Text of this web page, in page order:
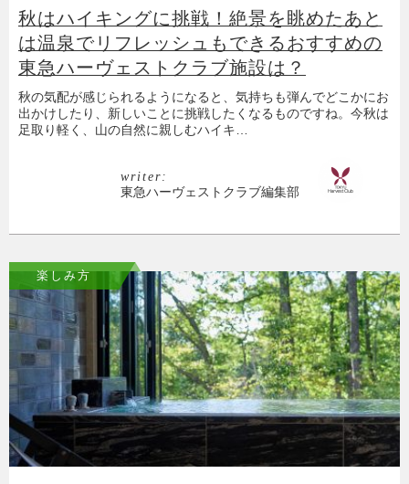
秋はハイキングに挑戦！絶景を眺めたあと
は温泉でリフレッシュもできるおすすめの
東急ハーヴェストクラブ施設は？
秋の気配が感じられるようになると、気持ちも弾んでどこかにお
出かけしたり、新しいことに挑戦したくなるものですね。今秋は
足取り軽く、山の自然に親しむハイキ…
writer:
東急ハーヴェストクラブ編集部
楽しみ方